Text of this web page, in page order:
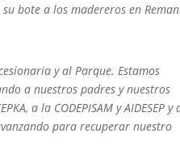
bote a los madereros en
y al Parque. Estamos
a nuestros padres y nuestros
a la CODEPISAM y AIDESEP y
para recuperar nuestro